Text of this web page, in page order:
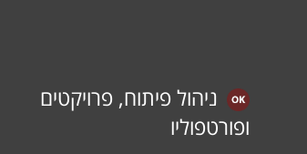
ניהול פיתוח, פרויקטים
ופורטפוליו